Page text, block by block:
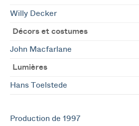
Willy Decker
Décors et costumes
John Macfarlane
Lumières
Hans Toelstede
Production de 1997